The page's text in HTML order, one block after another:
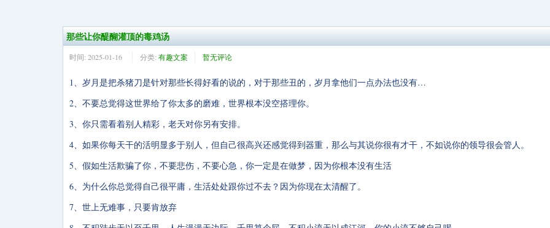
那些让你醍醐灌顶的毒鸡汤
时间: 2025-01-16 分类: 有趣文案 暂无评论
1、岁月是把杀猪刀是针对那些长得好看的说的，对于那些丑的，岁月拿他们一点办法也没有…
2、不要总觉得这世界给了你太多的磨难，世界根本没空搭理你。
3、你只需看着别人精彩，老天对你另有安排。
4、如果你每天干的活明显多于别人，但自己很高兴还感觉得到器重，那么与其说你很有才干，不如说你的领导很会管人。
5、假如生活欺骗了你，不要悲伤，不要心急，你一定是在做梦，因为你根本没有生活
6、为什么你总觉得自己很平庸，生活处处跟你过不去？因为你现在太清醒了。
7、世上无难事，只要肯放弃